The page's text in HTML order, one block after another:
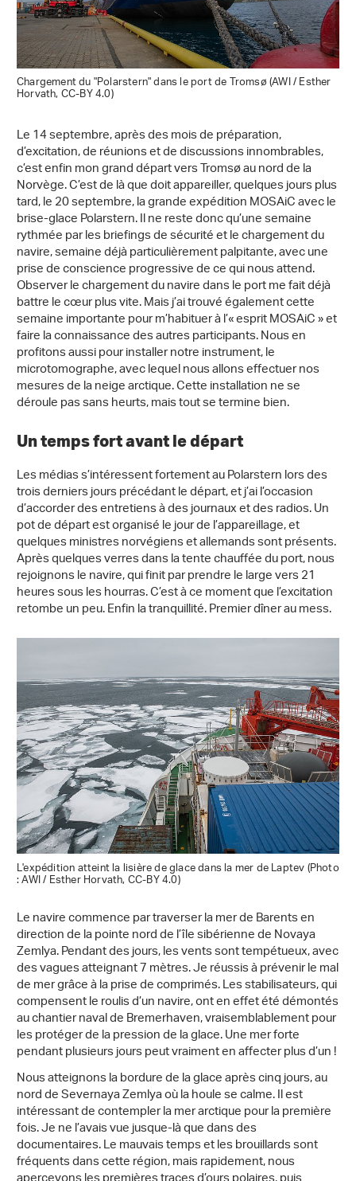
Chargement du "Polarstern" dans le port de Tromsø (AWI / Esther
Horvath, CC-BY 4.0)
Le 14 septembre, après des mois de préparation,
d’excitation, de réunions et de discussions innombrables,
c’est enfin mon grand départ vers Tromsø au nord de la
Norvège. C’est de là que doit appareiller, quelques jours plus
tard, le 20 septembre, la grande expédition MOSAiC avec le
brise-glace Polarstern. Il ne reste donc qu’une semaine
rythmée par les briefings de sécurité et le chargement du
navire, semaine déjà particulièrement palpitante, avec une
prise de conscience progressive de ce qui nous attend.
Observer le chargement du navire dans le port me fait déjà
battre le cœur plus vite. Mais j’ai trouvé également cette
semaine importante pour m’habituer à l’« esprit MOSAiC » et
faire la connaissance des autres participants. Nous en
profitons aussi pour installer notre instrument, le
microtomographe, avec lequel nous allons effectuer nos
mesures de la neige arctique. Cette installation ne se
déroule pas sans heurts, mais tout se termine bien.
Un temps fort avant le départ
Les médias s’intéressent fortement au Polarstern lors des
trois derniers jours précédant le départ, et j’ai l’occasion
d’accorder des entretiens à des journaux et des radios. Un
pot de départ est organisé le jour de l’appareillage, et
quelques ministres norvégiens et allemands sont présents.
Après quelques verres dans la tente chauffée du port, nous
rejoignons le navire, qui finit par prendre le large vers 21
heures sous les hourras. C’est à ce moment que l’excitation
retombe un peu. Enfin la tranquillité. Premier dîner au mess.
L'expédition atteint la lisière de glace dans la mer de Laptev (Photo
: AWI / Esther Horvath, CC-BY 4.0)
Le navire commence par traverser la mer de Barents en
direction de la pointe nord de l’île sibérienne de Novaya
Zemlya. Pendant des jours, les vents sont tempétueux, avec
des vagues atteignant 7 mètres. Je réussis à prévenir le mal
de mer grâce à la prise de comprimés. Les stabilisateurs, qui
compensent le roulis d’un navire, ont en effet été démontés
au chantier naval de Bremerhaven, vraisemblablement pour
les protéger de la pression de la glace. Une mer forte
pendant plusieurs jours peut vraiment en affecter plus d’un !
Nous atteignons la bordure de la glace après cinq jours, au
nord de Severnaya Zemlya où la houle se calme. Il est
intéressant de contempler la mer arctique pour la première
fois. Je ne l’avais vue jusque-là que dans des
documentaires. Le mauvais temps et les brouillards sont
fréquents dans cette région, mais rapidement, nous